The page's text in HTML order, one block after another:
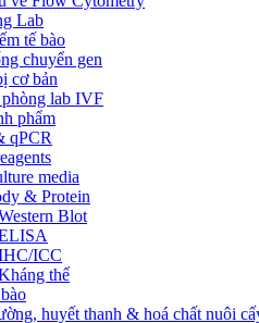
Lab
tế bào
chuyển gen
cơ bản
lab IVF
phẩm
qPCR
media
& Protein
Blot
ICC
thể
huyết thanh & hoá chất nuôi